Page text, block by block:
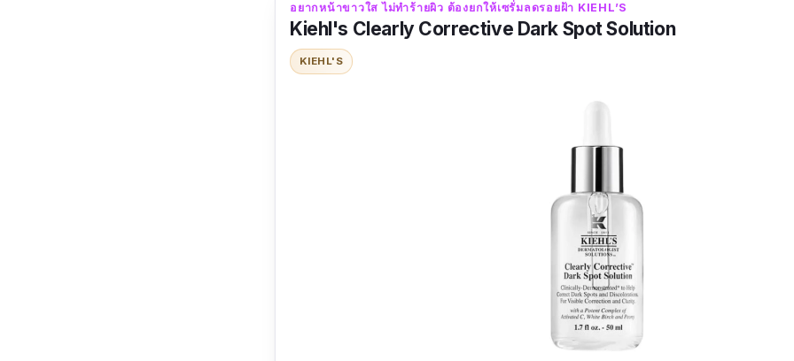
อยากหน้าขาวใส ไม่ทำร้ายผิว ต้องยกให้เซรั่มลดรอยฝ้า KIEHL’S
Kiehl's Clearly Corrective Dark Spot Solution
KIEHL'S